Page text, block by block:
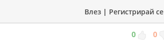
Влез | Регистрирай се
0 0